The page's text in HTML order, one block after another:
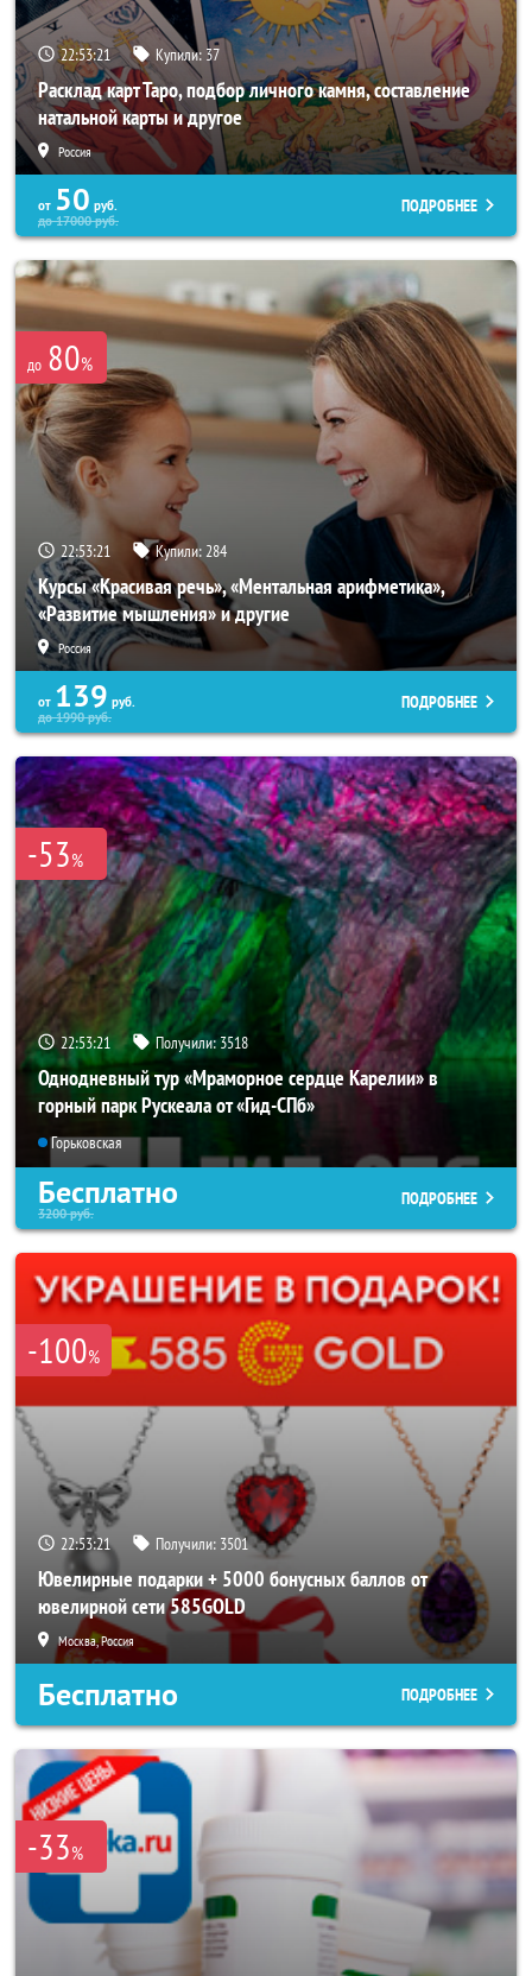
22:53:17 Купили: 37
Расклад карт Таро, подбор личного камня, составление
натальной карты и другое
Россия
от 50 руб.
до17000руб.
ПОДРОБНЕЕ
до 80%
22:53:17 Купили:284
Курсы «Красивая речь», «Ментальная арифметика»,
«Развитие мышления» и другие
Россия
от 139 руб.
до1990руб.
ПОДРОБНЕЕ
-53%
22:53:17 Получили:3518
Однодневный тур «Мраморное сердце Карелии» в
горный парк Рускеала от «Гид-СПб»
Горьковская
Бесплатно
3200руб.
ПОДРОБНЕЕ
-100%
22:53:17 Получили: 3501
Ювелирные подарки + 5000 бонусных баллов от
ювелирной сети 585GOLD
Москва, Россия
Бесплатно ПОДРОБНЕЕ
-33%